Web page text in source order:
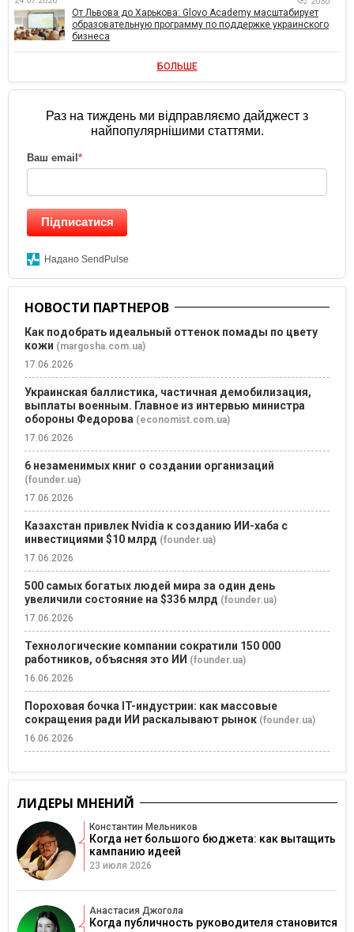
От Львова до Харькова: Glovo Academy масштабирует
образовательную программу по поддержке украинского
бизнеса
БОЛЬШЕ
Раз на тиждень ми відправляємо дайджест з
найпопулярнішими статтями.
Ваш email *
Підписатися
Надано SendPulse
НОВОСТИ ПАРТНЕРОВ
Как подобрать идеальный оттенок помады по цвету
кожи (margosha.com.ua)
17.06.2026
Украинская баллистика, частичная демобилизация,
выплаты военным. Главное из интервью министра
обороны Федорова (economist.com.ua)
17.06.2026
6 незаменимых книг о создании организаций
(founder.ua)
17.06.2026
Казахстан привлек Nvidia к созданию ИИ-хаба с
инвестициями $10 млрд (founder.ua)
17.06.2026
500 самых богатых людей мира за один день
увеличили состояние на $336 млрд (founder.ua)
17.06.2026
Технологические компании сократили 150 000
работников, объясняя это ИИ (founder.ua)
16.06.2026
Пороховая бочка IT-индустрии: как массовые
сокращения ради ИИ раскалывают рынок (founder.ua)
16.06.2026
ЛИДЕРЫ МНЕНИЙ
Константин Мельников
Когда нет большого бюджета: как вытащить
кампанию идеей
23 июля 2026
Анастасия Джогола
Когда публичность руководителя становится